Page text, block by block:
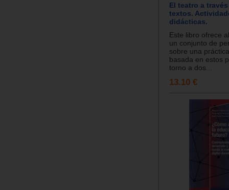
El teatro a
textos.
didácticas.
Este libro ofrece
un conjunto de
sobre una
basada en estos
torno a dos...
13.10 €